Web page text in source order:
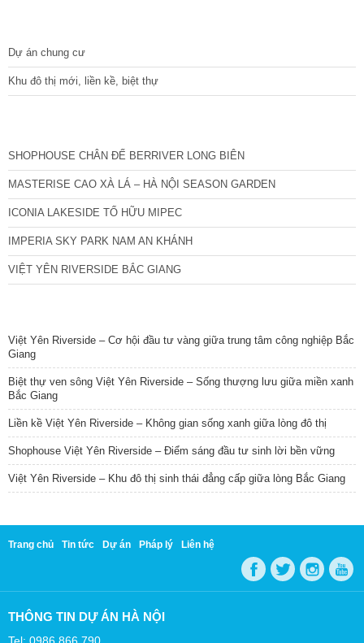
Dự án chung cư
Khu đô thị mới, liền kề, biệt thự
SHOPHOUSE CHÂN ĐẾ BERRIVER LONG BIÊN
MASTERISE CAO XÀ LÁ – HÀ NỘI SEASON GARDEN
ICONIA LAKESIDE TỐ HỮU MIPEC
IMPERIA SKY PARK NAM AN KHÁNH
VIỆT YÊN RIVERSIDE BẮC GIANG
Việt Yên Riverside – Cơ hội đầu tư vàng giữa trung tâm công nghiệp Bắc
Giang
Biệt thự ven sông Việt Yên Riverside – Sống thượng lưu giữa miền xanh
Bắc Giang
Liền kề Việt Yên Riverside – Không gian sống xanh giữa lòng đô thị
Shophouse Việt Yên Riverside – Điểm sáng đầu tư sinh lời bền vững
Việt Yên Riverside – Khu đô thị sinh thái đẳng cấp giữa lòng Bắc Giang
Trang chủ Tin tức Dự án Pháp lý Liên hệ
THÔNG TIN DỰ ÁN HÀ NỘI